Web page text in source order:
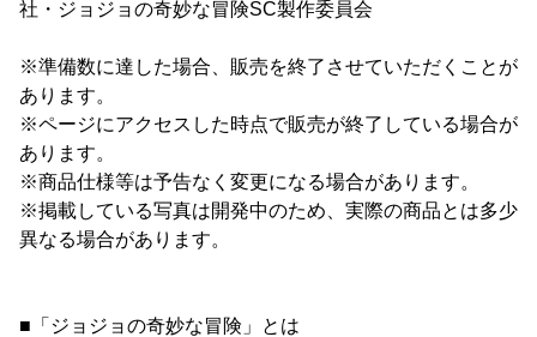
社・ジョジョの奇妙な冒険SC製作委員会
※準備数に達した場合、販売を終了させていただくことが
あります。
※ページにアクセスした時点で販売が終了している場合が
あります。
※商品仕様等は予告なく変更になる場合があります。
※掲載している写真は開発中のため、実際の商品とは多少
異なる場合があります。
■「ジョジョの奇妙な冒険」とは